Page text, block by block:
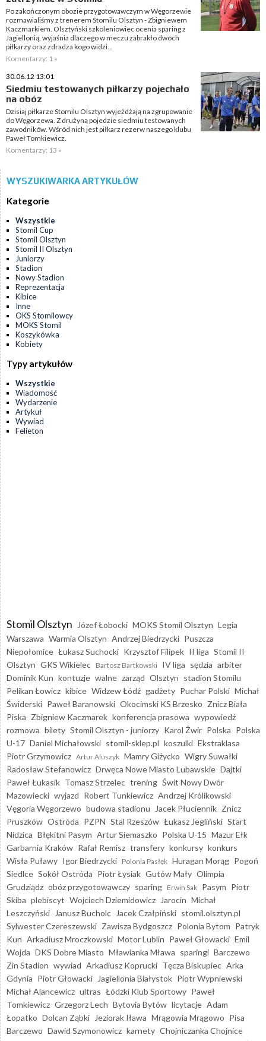
Po zakończonym obozie przygotowawczym w Węgorzewie
rozmawialiśmy z trenerem Stomilu Olsztyn - Zbigniewem
Kaczmarkiem. Olsztyński szkoleniowiec ocenia sparing z
Jagiellonią, wyjaśnia dlaczego w meczu zabrakło dwóch
piłkarzy oraz zdradza kogo widzi...
Komentarzy: 1 »
30.06.12 13:01
Siedmiu testowanych piłkarzy pojechało
na obóz
Dzisiaj piłkarze Stomilu Olsztyn wyjeżdżają na zgrupowanie
do Węgorzewa. Z drużyną pojedzie siedmiu testowanych
zawodników. Wśród nich jest piłkarz rezerw naszego klubu
Paweł Tomkiewicz.
Komentarzy: 13 »
WYSZUKIWARKA ARTYKUŁÓW
Kategorie
Wszystkie
Stomil Cup
Stomil Olsztyn
Stomil II Olsztyn
Juniorzy
Stadion
Nowy Stadion
Reprezentacja
Kibice
Inne
OKS Stomilowcy
MOKS Stomil
Koszykówka
Kobiety
Typy artykułów
Wszystkie
Wiadomość
Wydarzenie
Artykuł
Wywiad
Felieton
Stomil Olsztyn Józef Łobocki MOKS Stomil Olsztyn Legia
Warszawa Warmia Olsztyn Andrzej Biedrzycki Puszcza
Niepołomice Łukasz Suchocki Krzysztof Filipek II liga Stomil II
Olsztyn GKS Wikielec Bartosz Bartkowski IV liga sędzia arbiter
Dominik Kun kontuzje walne zarząd Olsztyn stadion Stomilu
Pelikan Łowicz kibice Widzew Łódź gadżety Puchar Polski Michał
Świderski Paweł Baranowski Okocimski KS Brzesko Znicz Biała
Piska Zbigniew Kaczmarek konferencja prasowa wypowiedź
rozmowa bilety Stomil Olsztyn - juniorzy Karol Żwir Polska Polska
U-17 Daniel Michałowski stomil-sklep.pl koszulki Ekstraklasa
Piotr Grzymowicz Artur Aluszyk Mamry Giżycko Wigry Suwałki
Radosław Stefanowicz Drwęca Nowe Miasto Lubawskie Dajtki
Paweł Łukasik Tomasz Strzelec trening Świt Nowy Dwór
Mazowiecki wyjazd Robert Tunkiewicz Andrzej Królikowski
Vęgoria Węgorzewo budowa stadionu Jacek Płuciennik Znicz
Pruszków Ostróda PZPN Stal Rzeszów Łukasz Jegliński Start
Nidzica Błękitni Pasym Artur Siemaszko Polska U-15 Mazur Ełk
Garbarnia Kraków Rafał Remisz transfery konkursy konkurs
Wisła Puławy Igor Biedrzycki Polonia Pasłęk Huragan Morąg Pogoń
Siedlce Sokół Ostróda Piotr Łysiak Gutów Mały Olimpia
Grudziądz obóz przygotowawczy sparing Erwin Sak Pasym Piotr
Skiba plebiscyt Wojciech Dziemidowicz Jarocin Michał
Leszczyński
Janusz Bucholc Jacek Czałpiński stomil.olsztyn.pl
Sylwester Czereszewski Zawisza Bydgoszcz Polonia Bytom Patryk
Kun Arkadiusz Mroczkowski Motor Lublin Paweł Głowacki Emil
Wojda DKS Dobre Miasto Mławianka Mława sparingi Barczewo
Zin Stadion wywiad Arkadiusz Koprucki Tęcza Biskupiec Arka
Gdynia Piotr Głowacki Jagiellonia Białystok Piotr Wypniewski
Michał Alancewicz ultras Łódzki Klub Sportowy Paweł
Tomkiewicz Grzegorz Lech Bytovia Bytów licytacje Adam
Łopatko Dolcan Ząbki Jeziorak Iława Mrągowia Mrągowo Pisa
Barczewo Dawid Szymonowicz karnety Chojniczanka Chojnice